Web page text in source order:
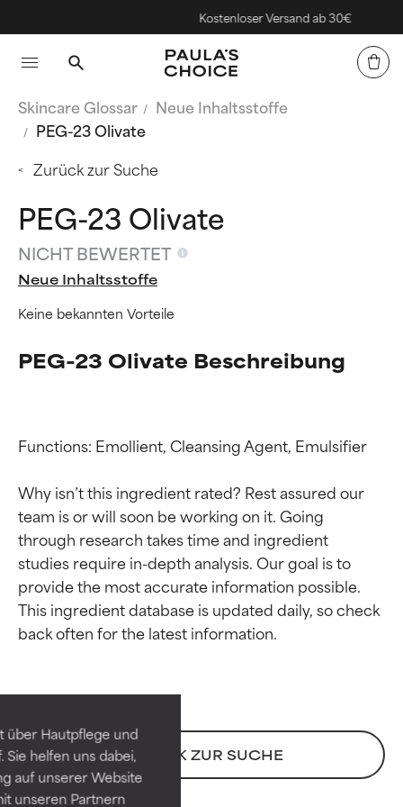
über Hautpflege und
helfen uns dabei,
auf unserer Website
unseren Partnern
Kostenloser Versand ab 30€
Skincare Glossar
Neue Inhaltsstoffe
PEG-23 Olivate
Zurück zur Suche
PEG-23 Olivate
NICHT BEWERTET
Neue Inhaltsstoffe
Keine bekannten Vorteile
PEG-23 Olivate Beschreibung
Functions: Emollient, Cleansing Agent, Emulsifier
Why isn’t this ingredient rated? Rest assured our
team is or will soon be working on it. Going
through research takes time and ingredient
studies require in-depth analysis. Our goal is to
provide the most accurate information possible.
This ingredient database is updated daily, so check
ZURÜCK ZUR SUCHE
Bewertung der
Erwiesen und durch
unabhängige Studien belegt.
Hervorragender Wirkstoff für
die meisten Hauttypen und -
Bewertung der
Erwiesen und durch
unabhängige Studien belegt.
Hervorragender Wirkstoff für
die meisten Hauttypen und -